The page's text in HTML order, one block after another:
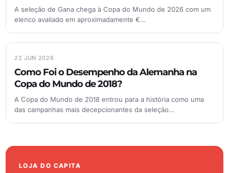
A seleção de Gana chega à Copa do Mundo de 2026 com um
elenco avaliado em aproximadamente €…
22 JUN 2026
Como Foi o Desempenho da Alemanha na
Copa do Mundo de 2018?
A Copa do Mundo de 2018 entrou para a história como uma
das campanhas mais decepcionantes da seleção…
LOJA DO CAPITA